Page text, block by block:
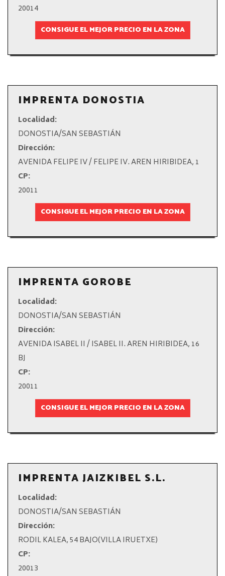
20014
CONSIGUE EL MEJOR PRECIO EN LA ZONA
IMPRENTA DONOSTIA
Localidad:
DONOSTIA/SAN SEBASTIÁN
Dirección:
AVENIDA FELIPE IV / FELIPE IV. AREN HIRIBIDEA, 1
CP:
20011
CONSIGUE EL MEJOR PRECIO EN LA ZONA
IMPRENTA GOROBE
Localidad:
DONOSTIA/SAN SEBASTIÁN
Dirección:
AVENIDA ISABEL II / ISABEL II. AREN HIRIBIDEA, 16
BJ
CP:
20011
CONSIGUE EL MEJOR PRECIO EN LA ZONA
IMPRENTA JAIZKIBEL S.L.
Localidad:
DONOSTIA/SAN SEBASTIÁN
Dirección:
RODIL KALEA, 54 BAJO(VILLA IRUETXE)
CP:
20013